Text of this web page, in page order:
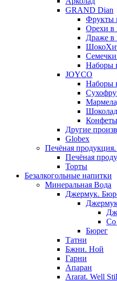
GRAND Dian
Фрукты
Орехи в
Драже в
Наборы
JOYCO
Наборы
Конфеты
Другие
Globex
Печёная
Печёная
Торты
Безалкогольные напитки
Минеральная Вода
Джермук.
Со
Бюрег
Татни
Бжни. Ной
Гарни
Апаран
Ararat. Well